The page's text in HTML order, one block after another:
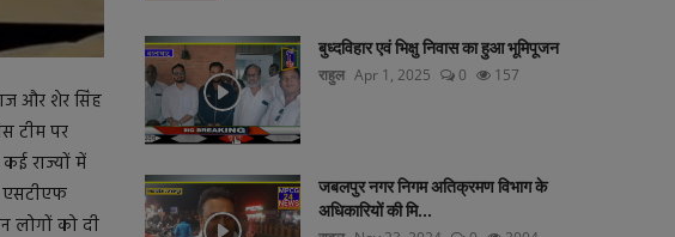
और शेर सिंह
टीम पर
राज्यों में
एसटीएफ
लोगों को दी
बुध्दविहार एवं भिक्षु निवास का हुआ भूमिपूजन
राहुल Apr 1, 2025 0 157
जबलपुर नगर निगम अतिक्रमण विभाग के
अधिकारियों की मि...